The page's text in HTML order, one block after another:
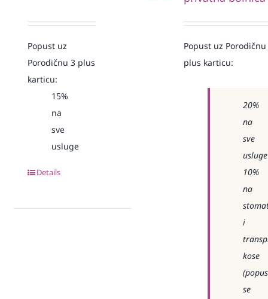
Popust uz
Porodičnu 3 plus
karticu:
15%
na
sve
usluge
Details
Popust uz Porodičnu
plus karticu:
20%
na
sve
usluge
10%
na
i
kose
se